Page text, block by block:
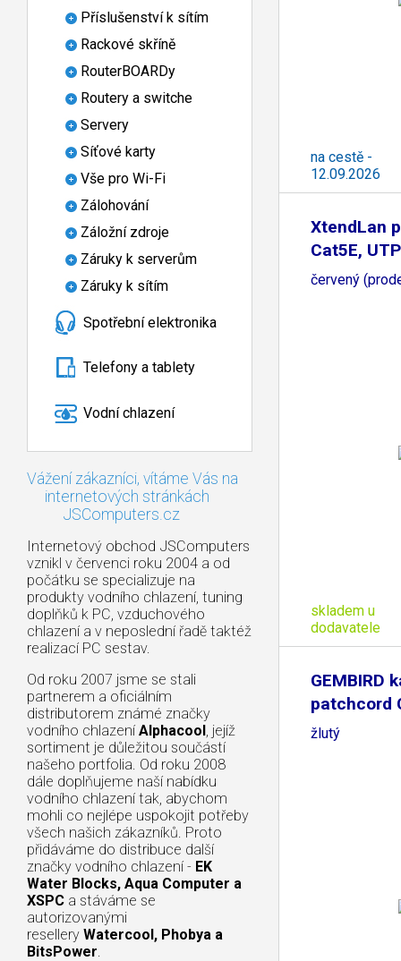
Příslušenství k sítím
Rackové skříně
RouterBOARDy
Routery a switche
Servery
Síťové karty
Vše pro Wi-Fi
Zálohování
Záložní zdroje
Záruky k serverům
Záruky k sítím
Spotřební elektronika
Telefony a tablety
Vodní chlazení
Vážení zákazníci, vítáme Vás na
internetových stránkách
JSComputers.cz
Internetový obchod JSComputers
vznikl v červenci roku 2004 a od
počátku se specializuje na
produkty vodního chlazení, tuning
doplňků k PC, vzduchového
chlazení a v neposlední řadě taktéž
realizací PC sestav.
Od roku 2007 jsme se stali
partnerem a oficiálním
distributorem známé značky
vodního chlazení Alphacool, jejíž
sortiment je důležitou součástí
našeho portfolia. Od roku 2008
dále doplňujeme naší nabídku
vodního chlazení tak, abychom
mohli co nejlépe uspokojit potřeby
všech našich zákazníků. Proto
přidáváme do distribuce další
značky vodního chlazení - EK
Water Blocks, Aqua Computer a
XSPC a stáváme se
autorizovanými
resellery Watercool, Phobya a
BitsPower.
na cestě -
12.09.2026
XtendLan
Cat5E,
červený
skladem u
dodavatele
GEMBIRD
patchcord
0,25m,
žlutý